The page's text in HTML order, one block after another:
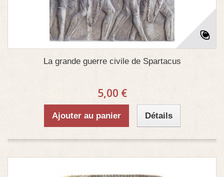
La grande guerre civile de Spartacus
5,00 €
Ajouter au panier Détails